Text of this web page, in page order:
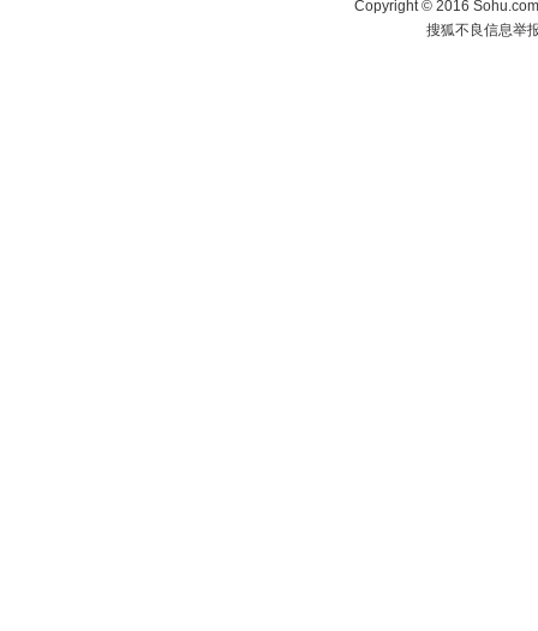
Copyright©2016
搜狐不良信息举